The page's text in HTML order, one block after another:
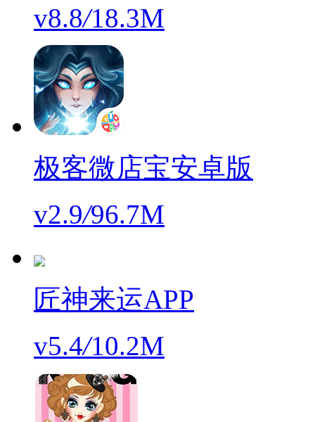
v8.8/18.3M
极客微店宝安卓版
v2.9/96.7M
匠神来运APP
v5.4/10.2M